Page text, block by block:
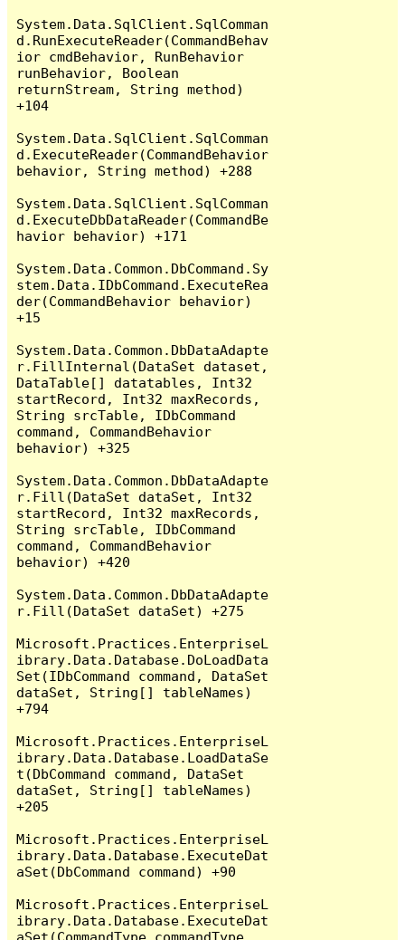
System.Data.SqlClient.SqlComman
d.RunExecuteReader(CommandBehav
ior cmdBehavior, RunBehavior
runBehavior, Boolean
returnStream, String method)
+104
System.Data.SqlClient.SqlComman
d.ExecuteReader(CommandBehavior
behavior, String method) +288
System.Data.SqlClient.SqlComman
d.ExecuteDbDataReader(CommandBe
havior behavior) +171
System.Data.Common.DbCommand.Sy
stem.Data.IDbCommand.ExecuteRea
der(CommandBehavior behavior)
+15
System.Data.Common.DbDataAdapte
r.FillInternal(DataSet dataset,
DataTable[] datatables, Int32
startRecord, Int32 maxRecords,
String srcTable, IDbCommand
command, CommandBehavior
behavior) +325
System.Data.Common.DbDataAdapte
r.Fill(DataSet dataSet, Int32
startRecord, Int32 maxRecords,
String srcTable, IDbCommand
command, CommandBehavior
behavior) +420
System.Data.Common.DbDataAdapte
r.Fill(DataSet dataSet) +275
Microsoft.Practices.EnterpriseL
ibrary.Data.Database.DoLoadData
Set(IDbCommand command, DataSet
dataSet, String[] tableNames)
+794
Microsoft.Practices.EnterpriseL
ibrary.Data.Database.LoadDataSe
t(DbCommand command, DataSet
dataSet, String[] tableNames)
+205
Microsoft.Practices.EnterpriseL
ibrary.Data.Database.ExecuteDat
aSet(DbCommand command) +90
Microsoft.Practices.EnterpriseL
ibrary.Data.Database.ExecuteDat
aSet(CommandType commandType,